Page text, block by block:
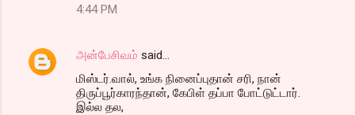
4:44 PM
அன்பேசிவம் said…
மிஸ்டர்.வால், உங்க நினைப்புதான் சரி, நான்
திருப்பூர்காரந்தான், கேபிள் தப்பா போட்டுட்டார்.
இல்ல தல,